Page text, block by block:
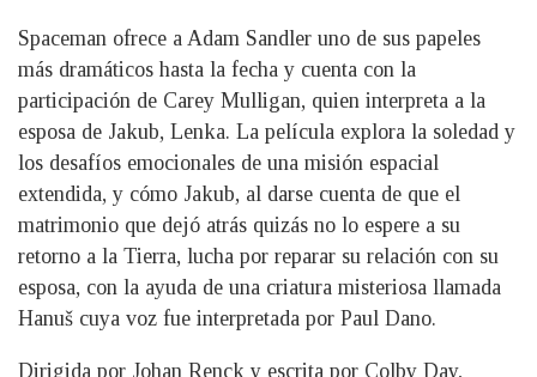
Spaceman ofrece a Adam Sandler uno de sus papeles
más dramáticos hasta la fecha y cuenta con la
participación de Carey Mulligan, quien interpreta a la
esposa de Jakub, Lenka. La película explora la soledad y
los desafíos emocionales de una misión espacial
extendida, y cómo Jakub, al darse cuenta de que el
matrimonio que dejó atrás quizás no lo espere a su
retorno a la Tierra, lucha por reparar su relación con su
esposa, con la ayuda de una criatura misteriosa llamada
Hanuš cuya voz fue interpretada por Paul Dano.
Dirigida por Johan Renck y escrita por Colby Day,